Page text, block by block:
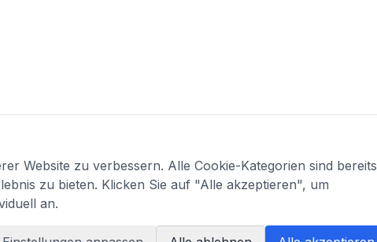
Website zu verbessern. Alle Cookie-Kategorien sind bereits
zu bieten. Klicken Sie auf "Alle akzeptieren", um
an.